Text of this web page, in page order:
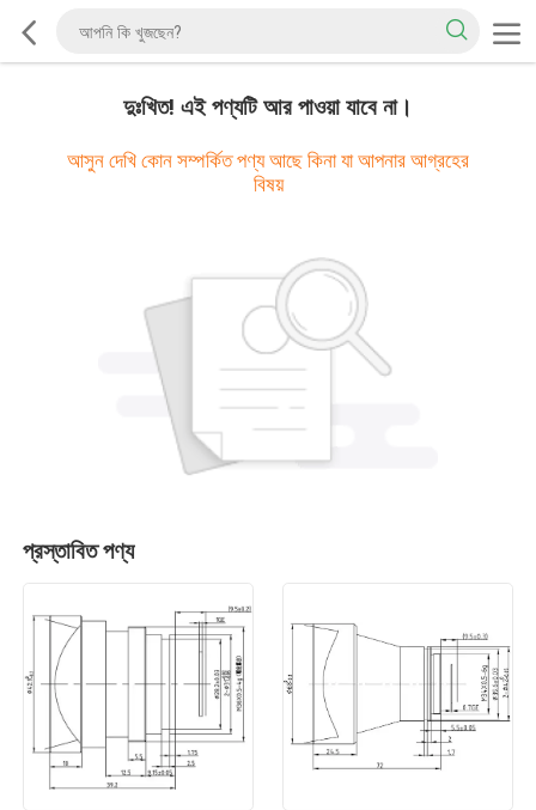
দুঃখিত! এই পণ্যটি আর পাওয়া যাবে না।
আসুন দেখি কোন সম্পর্কিত পণ্য আছে কিনা যা আপনার আগ্রহের
বিষয়
প্রস্তাবিত পণ্য